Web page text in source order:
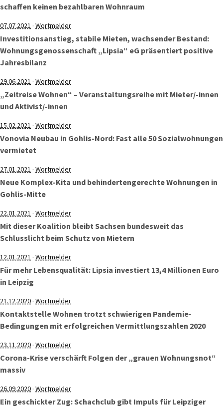
schaffen keinen bezahlbaren Wohnraum
07.07.2021 · Wortmelder
Investitionsanstieg, stabile Mieten, wachsender Bestand:
Wohnungsgenossenschaft „Lipsia“ eG präsentiert positive
Jahresbilanz
29.06.2021 · Wortmelder
„Zeitreise Wohnen“ – Veranstaltungsreihe mit Mieter/-innen
und Aktivist/-innen
15.02.2021 · Wortmelder
Vonovia Neubau in Gohlis-Nord: Fast alle 50 Sozialwohnungen
vermietet
27.01.2021 · Wortmelder
Neue Komplex-Kita und behindertengerechte Wohnungen in
Gohlis-Mitte
22.01.2021 · Wortmelder
Mit dieser Koalition bleibt Sachsen bundesweit das
Schlusslicht beim Schutz von Mietern
12.01.2021 · Wortmelder
Für mehr Lebensqualität: Lipsia investiert 13,4 Millionen Euro
in Leipzig
21.12.2020· Wortmelder
Kontaktstelle Wohnen trotzt schwierigen Pandemie-
Bedingungen mit erfolgreichen Vermittlungszahlen 2020
23.11.2020· Wortmelder
Corona-Krise verschärft Folgen der „grauen Wohnungsnot“
massiv
26.09.2020· Wortmelder
Ein geschickter Zug: Schachclub gibt Impuls für Leipziger